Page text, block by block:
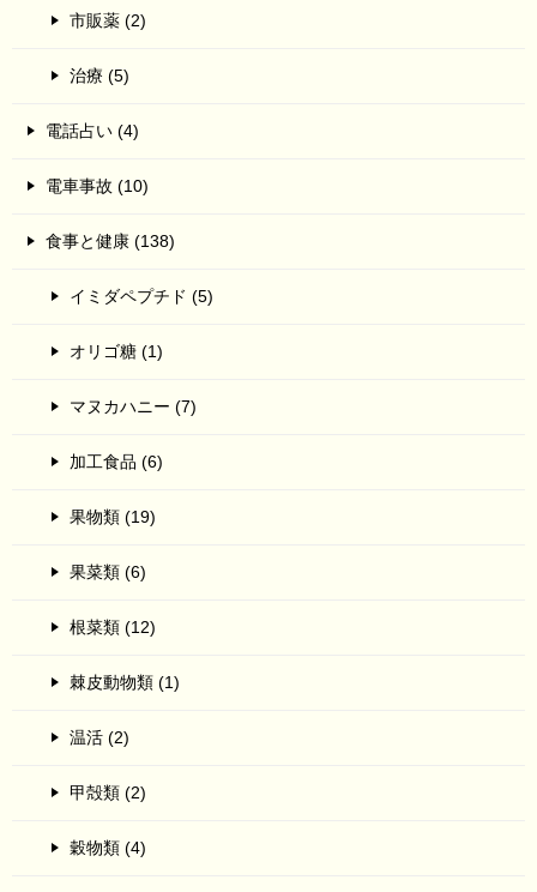
市販薬 (2)
治療 (5)
電話占い (4)
電車事故 (10)
食事と健康 (138)
イミダペプチド (5)
オリゴ糖 (1)
マヌカハニー (7)
加工食品 (6)
果物類 (19)
果菜類 (6)
根菜類 (12)
棘皮動物類 (1)
温活 (2)
甲殻類 (2)
穀物類 (4)